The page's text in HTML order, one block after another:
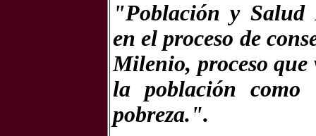
"Población y Salud
en el proceso de
Milenio, proceso que
la población como
pobreza.".